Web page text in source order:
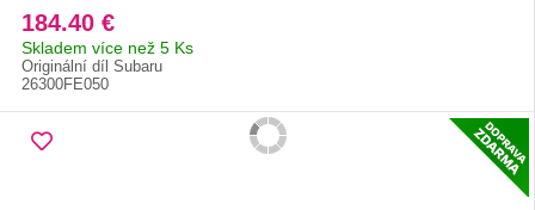
184.40 €
Skladem více než 5 Ks
Originální díl Subaru
26300FE050